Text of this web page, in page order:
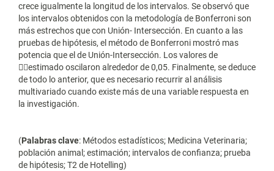
crece igualmente la longitud de los intervalos. Se observó que
los intervalos obtenidos con la metodología de Bonferroni son
más estrechos que con Unión- Intersección. En cuanto a las
pruebas de hipótesis, el método de Bonferroni mostró mas
potencia que el de Unión-Intersección. Los valores de
estimado oscilaron alrededor de 0,05. Finalmente, se deduce
de todo lo anterior, que es necesario recurrir al análisis
multivariado cuando existe más de una variable respuesta en
la investigación.
(Palabras clave: Métodos estadísticos; Medicina Veterinaria;
población animal; estimación; intervalos de confianza; prueba
de hipótesis; T2 de Hotelling)